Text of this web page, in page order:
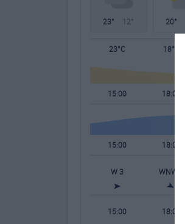
23° 12° 20°
23°C 18°C
15:00 18:00
15:00 18:00
W 3 WNW 3
15:00 18:00